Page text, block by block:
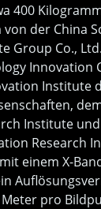
400
der China
Group Co.,
Innovation
Institute
Institute
Research
einem X-
pro